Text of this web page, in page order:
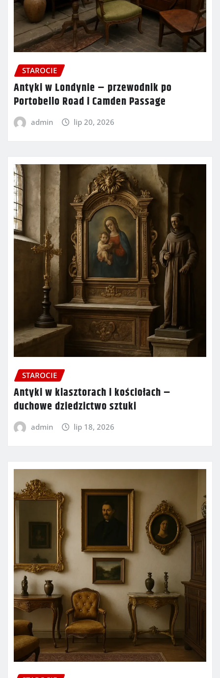
STAROCIE
Antyki w Londynie – przewodnik po
Portobello Road i Camden Passage
admin lip 20, 2026
STAROCIE
Antyki w klasztorach i kościołach –
duchowe dziedzictwo sztuki
admin lip 18, 2026